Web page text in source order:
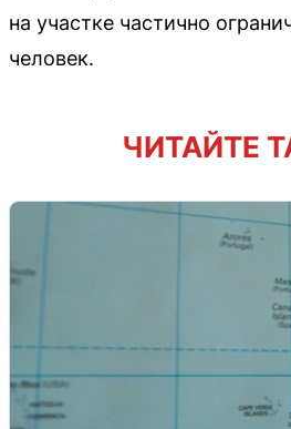
на участке частично
человек.
ЧИТАЙТЕ